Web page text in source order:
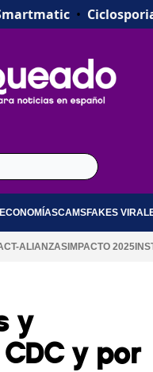
•
ECONOMÍASCAMSFAKES
ALIANZASIMPACTO 2025
y
y por